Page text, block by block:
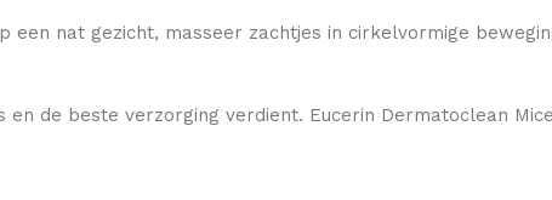
nat gezicht, masseer zachtjes in cirkelvormige
en de beste verzorging verdient. Eucerin Dermatoclean